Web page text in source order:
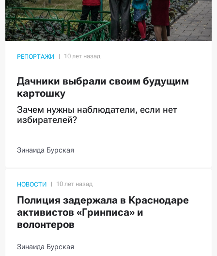
РЕПОРТАЖИ
Дачники выбрали своим будущим
картошку
Зачем нужны наблюдатели, если нет
избирателей?
Зинаида Бурская
НОВОСТИ
Полиция задержала в Краснодаре
активистов «Гринписа» и
волонтеров
Зинаида Бурская